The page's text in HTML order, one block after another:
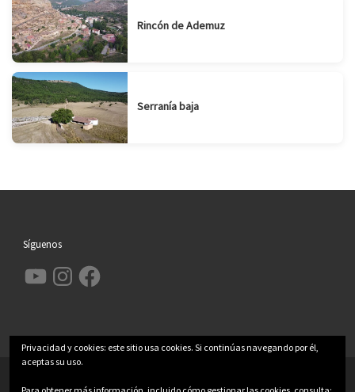
Rincón de Ademuz
Serranía baja
Síguenos
YouTube InstagramFacebook
Privacidad y cookies: este sitio usa cookies. Si continúas navegando por él,
aceptas su uso.